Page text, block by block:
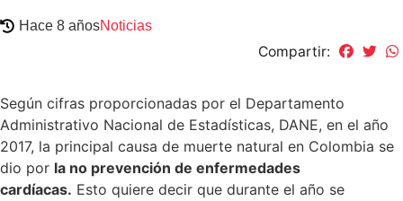
Hace 8 añosNoticias
Compartir:
Según cifras proporcionadas por el Departamento
Administrativo Nacional de Estadísticas, DANE, en el año
2017, la principal causa de muerte natural en Colombia se
dio por la no prevención de enfermedades
cardíacas. Esto quiere decir que durante el año se